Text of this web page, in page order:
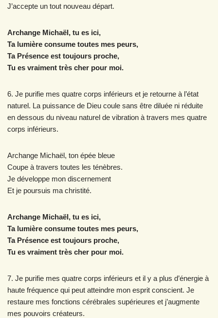
J’accepte un tout nouveau départ.
Archange Michaël, tu es ici,
Ta lumière consume toutes mes peurs,
Ta Présence est toujours proche,
Tu es vraiment très cher pour moi.
6. Je purifie mes quatre corps inférieurs et je retourne à l’état
naturel. La puissance de Dieu coule sans être diluée ni réduite
en dessous du niveau naturel de vibration à travers mes quatre
corps inférieurs.
Archange Michaël, ton épée bleue
Coupe à travers toutes les ténèbres.
Je développe mon discernement
Et je poursuis ma christité.
Archange Michaël, tu es ici,
Ta lumière consume toutes mes peurs,
Ta Présence est toujours proche,
Tu es vraiment très cher pour moi.
7. Je purifie mes quatre corps inférieurs et il y a plus d’énergie à
haute fréquence qui peut atteindre mon esprit conscient. Je
restaure mes fonctions cérébrales supérieures et j’augmente
mes pouvoirs créateurs.